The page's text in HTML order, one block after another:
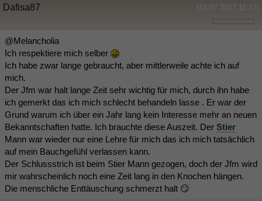
(15.07.2017 11:17)
Dafisa87
@Melancholia
Ich respektiere mich selber
Ich habe zwar lange gebraucht, aber mittlerweile achte ich auf
mich.
Der Jfm war halt lange Zeit sehr wichtig für mich, durch ihn habe
ich gemerkt das ich mich schlecht behandeln lasse . Er war der
Grund warum ich über ein Jahr lang kein Interesse mehr an neuen
Bekanntschaften hatte. Ich brauchte diese Auszeit. Der Stier
Mann war wieder nur eine Lehre für mich das ich mich tatsächlich
auf mein Bauchgefühl verlassen kann.
Der Schlussstrich ist beim Stier Mann gezogen, doch der Jfm wird
mir wahrscheinlich noch eine Zeit lang in den Knochen hängen.
Die menschliche Enttäuschung schmerzt halt 😏